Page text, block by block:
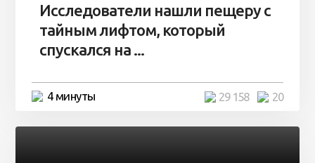
Исследователи нашли пещеру с
тайным лифтом, который
спускался на ...
4 минуты 20
29 158